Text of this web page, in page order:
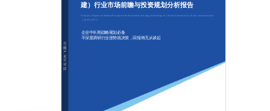
建）行业市场前瞻与投资规划分析报告
Analysis Report of Market Prospectie & Investment Strategy Planning on China Construction of new infrastructure
（2026-2031）
企业中长期战略规划必备
不深度调研行业形势就决策，回报将无从谈起